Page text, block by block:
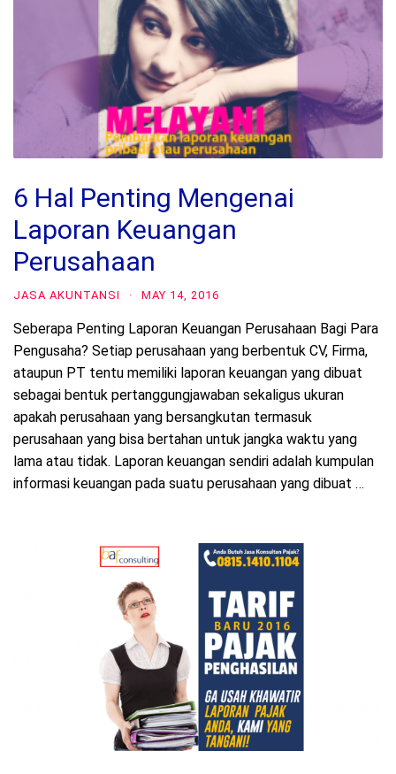
6 Hal Penting Mengenai
Laporan Keuangan
Perusahaan
JASA AKUNTANSI · MAY 14, 2016
Seberapa Penting Laporan Keuangan Perusahaan Bagi Para
Pengusaha? Setiap perusahaan yang berbentuk CV, Firma,
ataupun PT tentu memiliki laporan keuangan yang dibuat
sebagai bentuk pertanggungjawaban sekaligus ukuran
apakah perusahaan yang bersangkutan termasuk
perusahaan yang bisa bertahan untuk jangka waktu yang
lama atau tidak. Laporan keuangan sendiri adalah kumpulan
informasi keuangan pada suatu perusahaan yang dibuat …